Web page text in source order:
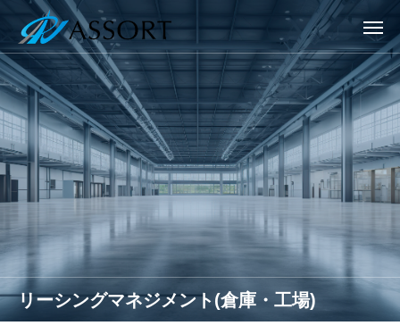
リーシングマネジメント(倉庫・工場)